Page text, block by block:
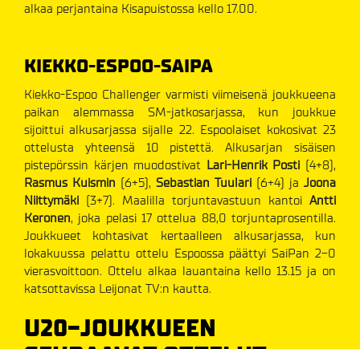
alkaa perjantaina Kisapuistossa kello 17.00.
KIEKKO-ESPOO-SAIPA
Kiekko-Espoo Challenger varmisti viimeisenä joukkueena
paikan alemmassa SM-jatkosarjassa, kun joukkue
sijoittui alkusarjassa sijalle 22. Espoolaiset kokosivat 23
ottelusta yhteensä 10 pistettä. Alkusarjan sisäisen
pistepörssin kärjen muodostivat Lari-Henrik Posti (4+8),
Rasmus Kuismin (6+5), Sebastian Tuulari (6+4) ja Joona
Niittymäki (3+7). Maalilla torjuntavastuun kantoi Antti
Keronen, joka pelasi 17 ottelua 88,0 torjuntaprosentilla.
Joukkueet kohtasivat kertaalleen alkusarjassa, kun
lokakuussa pelattu ottelu Espoossa päättyi SaiPan 2-0
vierasvoittoon. Ottelu alkaa lauantaina kello 13.15 ja on
katsottavissa Leijonat TV:n kautta.
U20-JOUKKUEEN